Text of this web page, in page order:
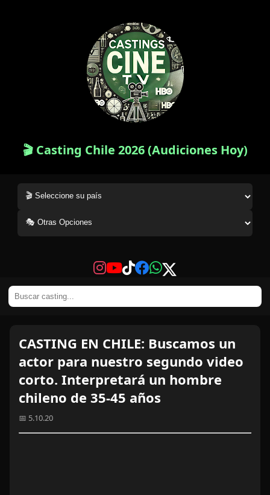
🎬 Casting Chile 2026 (Audiciones Hoy)
CASTING EN CHILE: Buscamos un
actor para nuestro segundo video
corto. Interpretará un hombre
chileno de 35-45 años
📅 5.10.20